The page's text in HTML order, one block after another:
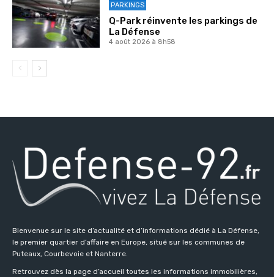
PARKINGS
Q-Park réinvente les parkings de
La Défense
4 août 2026 à 8h58
Bienvenue sur le site d’actualité et d’informations dédié à La Défense,
le premier quartier d’affaire en Europe, situé sur les communes de
Puteaux, Courbevoie et Nanterre.
Retrouvez dès la page d’accueil toutes les informations immobilières,